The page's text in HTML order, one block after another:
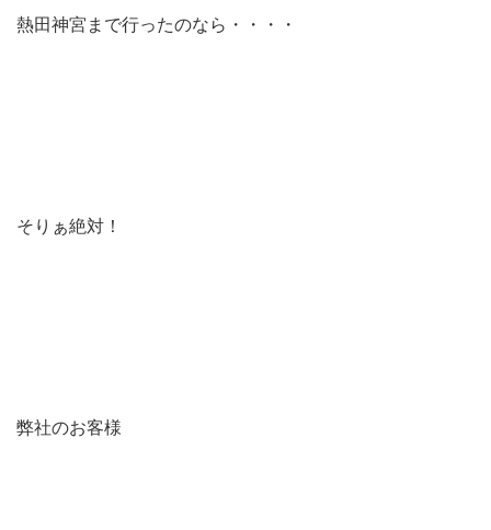
熱田神宮まで行ったのなら・・・・
そりぁ絶対！
弊社のお客様